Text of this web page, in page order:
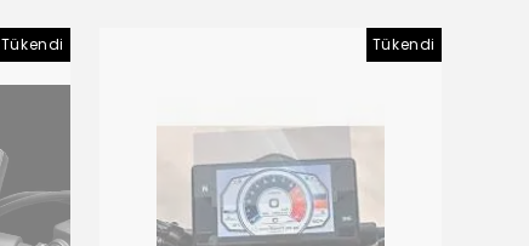
Tükendi Tükendi